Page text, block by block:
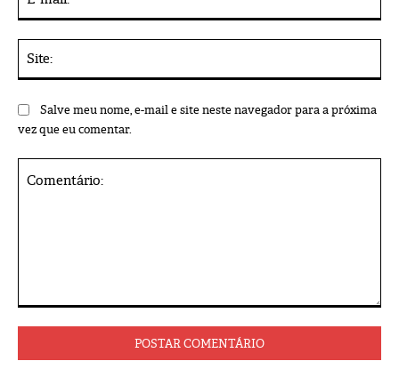
Salve meu nome, e-mail e site neste navegador para a próxima
vez que eu comentar.